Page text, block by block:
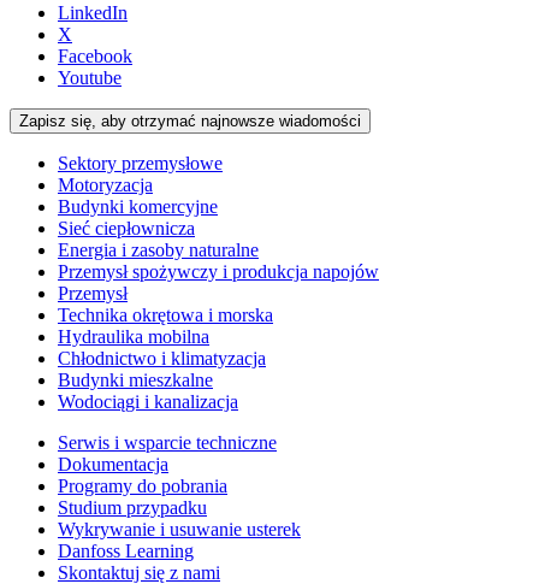
LinkedIn
X
Facebook
Youtube
Zapisz się, aby otrzymać najnowsze wiadomości
Sektory przemysłowe
Motoryzacja
Budynki komercyjne
Sieć ciepłownicza
Energia i zasoby naturalne
Przemysł spożywczy i produkcja napojów
Przemysł
Technika okrętowa i morska
Hydraulika mobilna
Chłodnictwo i klimatyzacja
Budynki mieszkalne
Wodociągi i kanalizacja
Serwis i wsparcie techniczne
Dokumentacja
Programy do pobrania
Studium przypadku
Wykrywanie i usuwanie usterek
Danfoss Learning
Skontaktuj się z nami